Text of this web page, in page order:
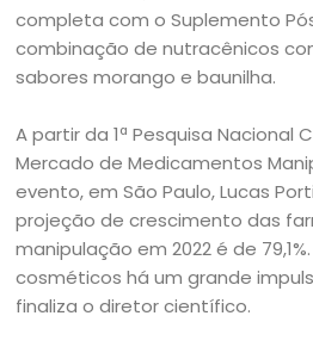
completa com o Suplemento
combinação de nutracênicos
sabores morango e baunilha.
A partir da 1ª Pesquisa Nacional
Mercado de Medicamentos
evento, em São Paulo, Lucas
projeção de crescimento das
manipulação em 2022 é de
cosméticos há um grande
finaliza o diretor científico.